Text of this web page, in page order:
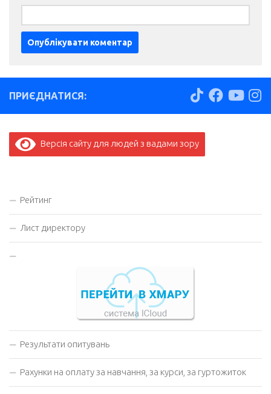
ПРИЄДНАТИСЯ:
Версія сайту для людей з вадами зору
Рейтинг
Лист директору
Результати опитувань
Рахунки на оплату за навчання, за курси, за гуртожиток